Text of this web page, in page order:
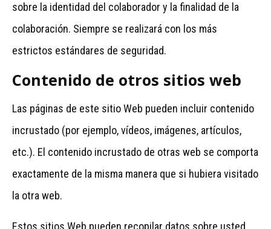
sobre la identidad del colaborador y la finalidad de la
colaboración. Siempre se realizará con los más
estrictos estándares de seguridad.
Contenido de otros sitios web
Las páginas de este sitio Web pueden incluir contenido
incrustado (por ejemplo, vídeos, imágenes, artículos,
etc.). El contenido incrustado de otras web se comporta
exactamente de la misma manera que si hubiera visitado
la otra web.
Estos sitios Web pueden recopilar datos sobre usted,